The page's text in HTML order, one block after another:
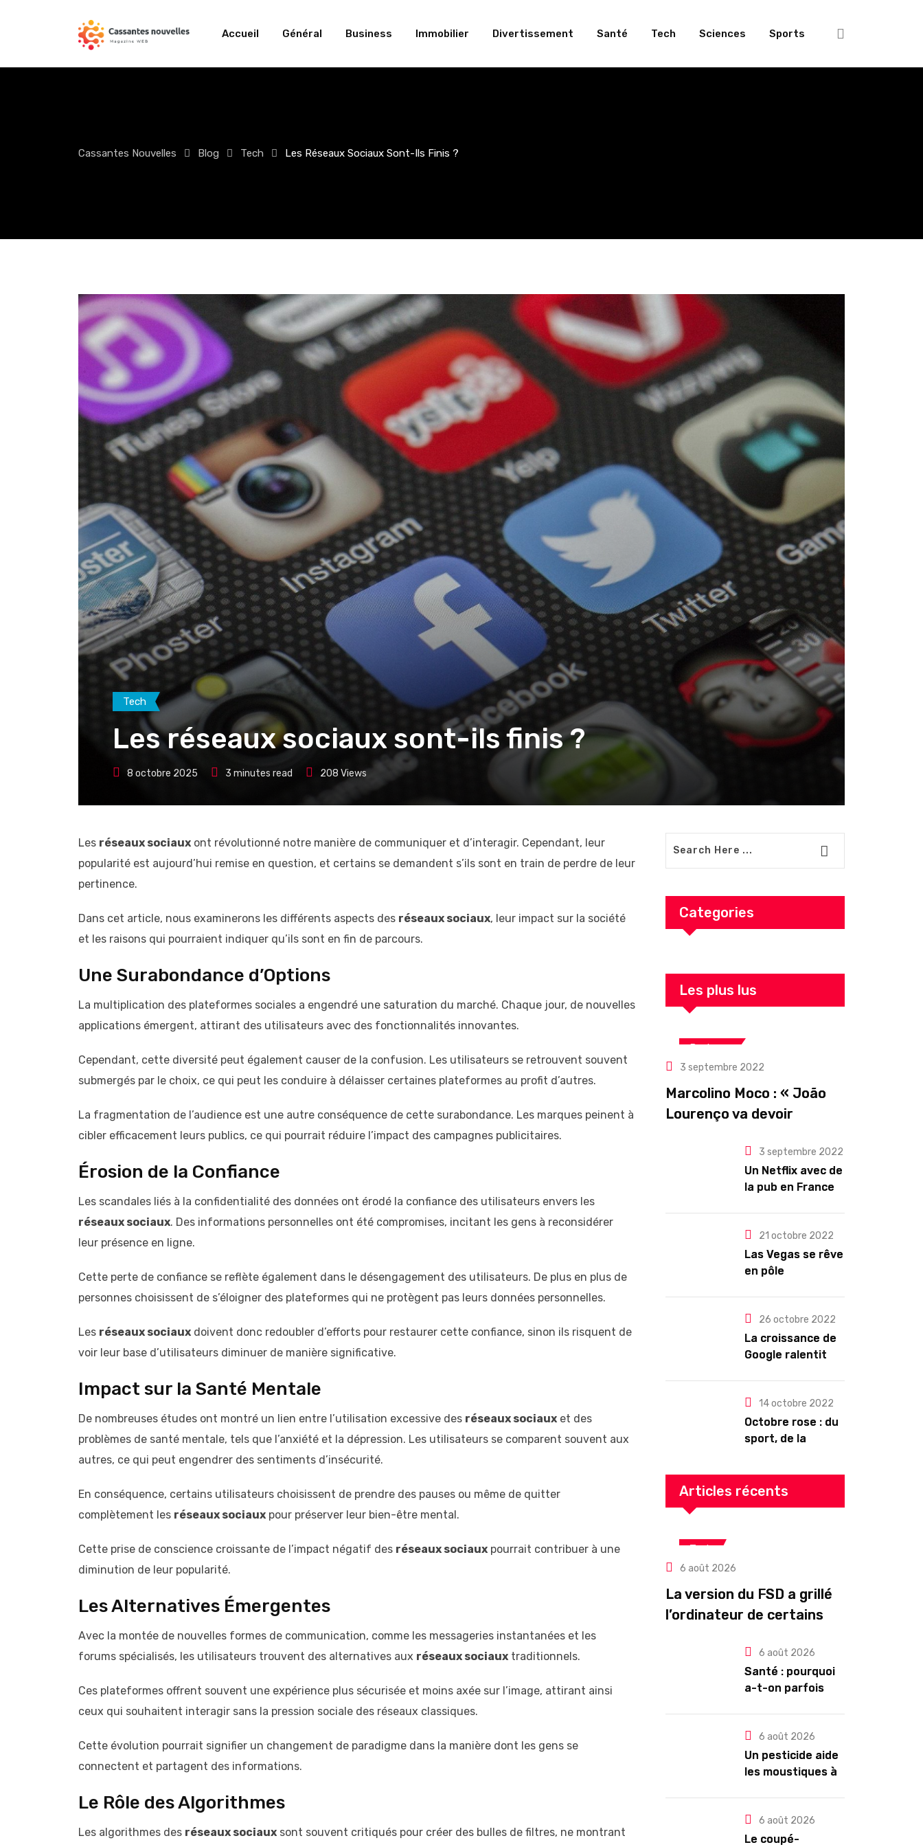
Accueil Général Business Immobilier Divertissement Santé Tech Sciences Sports
Cassantes Nouvelles Blog Tech Les Réseaux Sociaux Sont-Ils Finis ?
Tech
Les réseaux sociaux sont-ils finis ?
8 octobre 2025 3 minutes read 208 Views
Les réseaux sociaux ont révolutionné notre manière de communiquer et d’interagir. Cependant, leur
popularité est aujourd’hui remise en question, et certains se demandent s’ils sont en train de perdre de leur
pertinence.
Dans cet article, nous examinerons les différents aspects des réseaux sociaux, leur impact sur la société
et les raisons qui pourraient indiquer qu’ils sont en fin de parcours.
Une Surabondance d’Options
La multiplication des plateformes sociales a engendré une saturation du marché. Chaque jour, de nouvelles
applications émergent, attirant des utilisateurs avec des fonctionnalités innovantes.
Cependant, cette diversité peut également causer de la confusion. Les utilisateurs se retrouvent souvent
submergés par le choix, ce qui peut les conduire à délaisser certaines plateformes au profit d’autres.
La fragmentation de l’audience est une autre conséquence de cette surabondance. Les marques peinent à
cibler efficacement leurs publics, ce qui pourrait réduire l’impact des campagnes publicitaires.
Érosion de la Confiance
Les scandales liés à la confidentialité des données ont érodé la confiance des utilisateurs envers les
réseaux sociaux. Des informations personnelles ont été compromises, incitant les gens à reconsidérer
leur présence en ligne.
Cette perte de confiance se reflète également dans le désengagement des utilisateurs. De plus en plus de
personnes choisissent de s’éloigner des plateformes qui ne protègent pas leurs données personnelles.
Les réseaux sociaux doivent donc redoubler d’efforts pour restaurer cette confiance, sinon ils risquent de
voir leur base d’utilisateurs diminuer de manière significative.
Impact sur la Santé Mentale
De nombreuses études ont montré un lien entre l’utilisation excessive des réseaux sociaux et des
problèmes de santé mentale, tels que l’anxiété et la dépression. Les utilisateurs se comparent souvent aux
autres, ce qui peut engendrer des sentiments d’insécurité.
En conséquence, certains utilisateurs choisissent de prendre des pauses ou même de quitter
complètement les réseaux sociaux pour préserver leur bien-être mental.
Cette prise de conscience croissante de l’impact négatif des réseaux sociaux pourrait contribuer à une
diminution de leur popularité.
Les Alternatives Émergentes
Avec la montée de nouvelles formes de communication, comme les messageries instantanées et les
forums spécialisés, les utilisateurs trouvent des alternatives aux réseaux sociaux traditionnels.
Ces plateformes offrent souvent une expérience plus sécurisée et moins axée sur l’image, attirant ainsi
ceux qui souhaitent interagir sans la pression sociale des réseaux classiques.
Cette évolution pourrait signifier un changement de paradigme dans la manière dont les gens se
connectent et partagent des informations.
Le Rôle des Algorithmes
Les algorithmes des réseaux sociaux sont souvent critiqués pour créer des bulles de filtres, ne montrant
Categories
Les plus lus
Business
3 septembre 2022
Marcolino Moco : « João
Lourenço va devoir
illégitimité visible »3 septembre 2022
Un Netflix avec de
la pub en France
pour les abonnés
?
21 octobre 2022
Las Vegas se rêve
en pôle
26 octobre 2022
La croissance de
Google ralentit
14 octobre 2022
Octobre rose : du
sport, de la
gourmandise ! Un
programme riche
en Auvergne
Articles récents
Tech
6 août 2026
La version du FSD a grillé
l’ordinateur de certains
6 août 2026
Santé : pourquoi
a-t-on parfois
dormant ?
6 août 2026
Un pesticide aide
les moustiques à
6 août 2026
Le coupé-